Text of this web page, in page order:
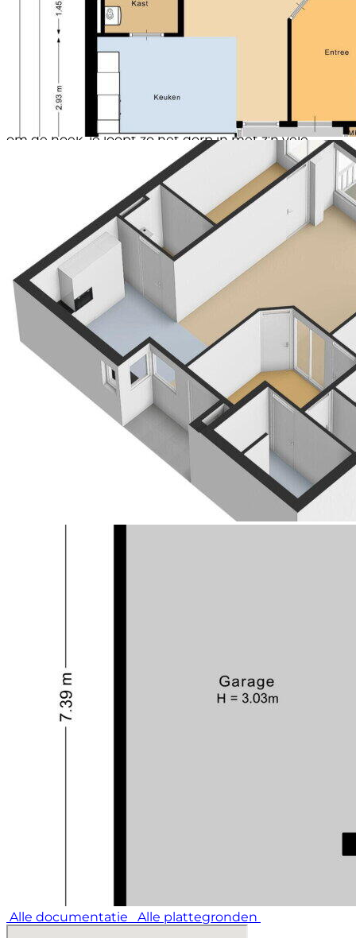
Er wordt een leeftijdsgrens gehanteerd van 55+ en
het appartement is geschikt voor minder validen.
Het appartementencomplex 't Hovevelt is goed
onderhouden en heeft dan ook een gezonde actieve
Een absoluut pluspunt is de gunstige ligging ten
opzichte van de dorpskern met zijn vele
voorzieningen. Alles wat je nodig hebt ligt letterlijk
om de hoek, je loopt zo het dorp in met z'n vele
faciliteiten zoals een grote supermarkt en bushalte
praktisch voor de deur, gezellige winkels en horeca.
Ook een bibliotheek/cultureel centrum,
openluchttheater, huisartsenpraktijk met apotheek,
diverse sportverenigingen, een golfbaan en
zwembad ontbreken niet.
En wil je de natuur in? De uitgestrekte bossen,
heidevelden, zandverstuivingen en weidegebieden
nodigen je uit. Maak kennis met de Holtinger
schaapskudde met fraaie schaapskooi, hunebedden
en grafheuvels alsook de natuurreservaten Uffelter
binnenveld en het Ooster- en Westerzand. Dat
Havelte zich de parel van Drenthe noemt is dan ook
niet voor niets.
Havelte is een levendig dorp, onderdeel van de
gemeente Westerveld en gelegen aan de Drentse
Hoofdvaart met snelle en goede uitvalswegen zowel
naar het noorden (Groningen, Leeuwarden) als naar
het zuiden (Zwolle, Apeldoorn). In en rond het dorp
Havelte, dat op ca. 12 km afstand van Meppel en
Steenwijk ligt, is veel te beleven.
Capaciteit (garage) 1 auto
Voorzieningen (garage)
Elektra, elektrische deur
Isolatie (garage) Volledig geïsoleerd
Soort parkeergelegenheid
Alle documentatie Alle plattegronden